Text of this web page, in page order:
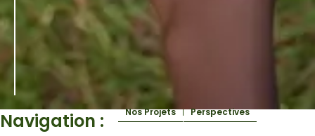
Navigation : Nos Projets Perspectives